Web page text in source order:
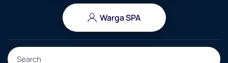
Warga SPA